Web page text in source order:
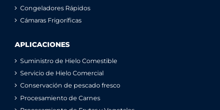
Congeladores Rápidos
Cámaras Frigoríficas
APLICACIONES
Suministro de Hielo Comestible
Servicio de Hielo Comercial
Conservación de pescado fresco
Procesamiento de Carnes